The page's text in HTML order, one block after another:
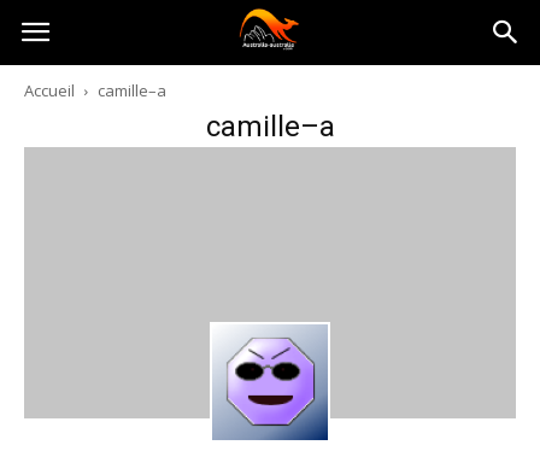
Australia-
australie.com
Accueil camille–a
camille–a